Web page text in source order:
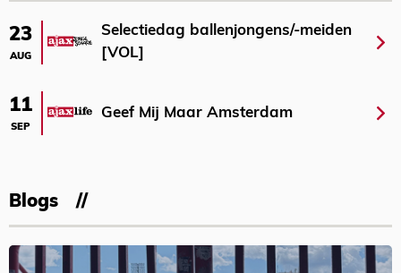
23
AUG
Selectiedag ballenjongens/-meiden
[VOL]
11
SEP
Geef Mij Maar Amsterdam
Blogs